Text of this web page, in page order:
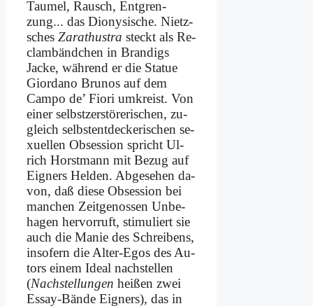
Tau­mel, Rausch, Ent­gren­
zung... das Dio­ny­si­sche. Nietz­
sches Za­ra­thu­stra steckt als Re­
clam­bänd­chen in Bran­digs
Jacke, wäh­rend er die Sta­tue
Giord­a­no Bru­nos auf dem
Cam­po de’ Fio­ri um­kreist. Von
ei­ner selbst­zer­stö­re­ri­schen, zu­
gleich selbst­ent­decke­ri­schen se­
xu­el­len Ob­session spricht Ul­
rich Horst­mann mit Be­zug auf
Eig­ners Hel­den. Ab­ge­se­hen da­
von, daß die­se Ob­ses­si­on bei
man­chen Zeit­ge­nos­sen Un­be­
ha­gen her­vor­ruft, sti­mu­liert sie
auch die Ma­nie des Schrei­bens,
in­so­fern die Al­ter-Egos des Au­
tors ei­nem Ide­al nach­stel­len
(Nach­stellungen hei­ßen zwei
Es­say-Bän­de Eig­ners), das in